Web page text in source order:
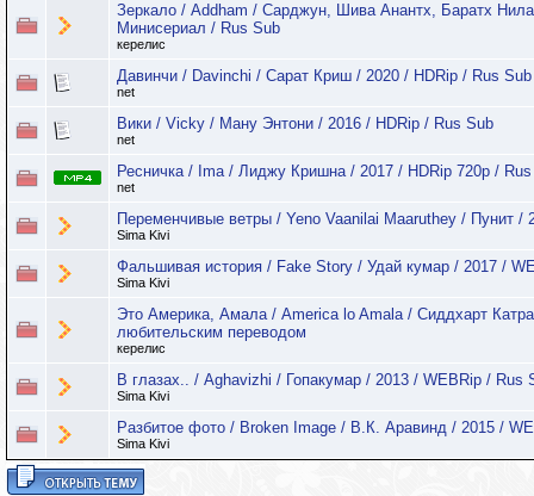
Зеркало / Addham / Сарджун, Шива Анантх, Баратх
Минисериал / Rus Sub
керелис
Давинчи / Davinchi / Сарат Криш / 2020 / HDRip / Rus Sub
net
Вики / Vicky / Ману Энтони / 2016 / HDRip / Rus Sub
net
Ресничка / Ima / Лиджу Кришна / 2017 / HDRip 720p /
net
Переменчивые ветры / Yeno Vaanilai Maaruthey / Пунит /
Sima Kivi
Фальшивая история / Fake Story / Удай кумар / 2017 /
Sima Kivi
Это Америка, Амала / America lo Amala / Сиддхарт
любительским переводом
керелис
В глазах.. / Aghavizhi / Гопакумар / 2013 / WEBRip / Rus
Sima Kivi
Разбитое фото / Broken Image / В.К. Аравинд / 2015 /
Sima Kivi